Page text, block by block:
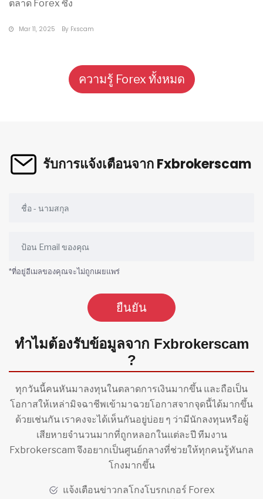
ตลาด Forex ซึ่ง
Mar 11, 2025 By Fxscam
ความรู้ Forex ทั้งหมด
รับการแจ้งเตือนจาก Fxbrokerscam
*ที่อยู่อีเมลของคุณจะไม่ถูกเผยแพร่
ยืนยัน
ทำไมต้องรับข้อมูลจาก Fxbrokerscam
?
ทุกวันนี้คนหันมาลงทุนในตลาดการเงินมากขึ้น และถือเป็น
โอกาสให้เหล่ามิจฉาชีพเข้ามาฉวยโอกาสจากจุดนี้ได้มากขึ้น
ด้วยเช่นกัน เราคงจะได้เห็นกันอยู่บ่อย ๆ ว่ามีนักลงทุนหรือผู้
เสียหายจำนวนมากที่ถูกหลอกในแต่ละปี ทีมงาน
Fxbrokerscam จึงอยากเป็นศูนย์กลางที่ช่วยให้ทุกคนรู้ทันกล
โกงมากขึ้น
แจ้งเตือนข่าวกลโกงโบรกเกอร์ Forex